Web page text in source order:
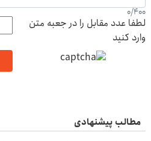
0/400
لطفا عدد مقابل را در جعبه متن
وارد کنید
مطالب پیشنهادی